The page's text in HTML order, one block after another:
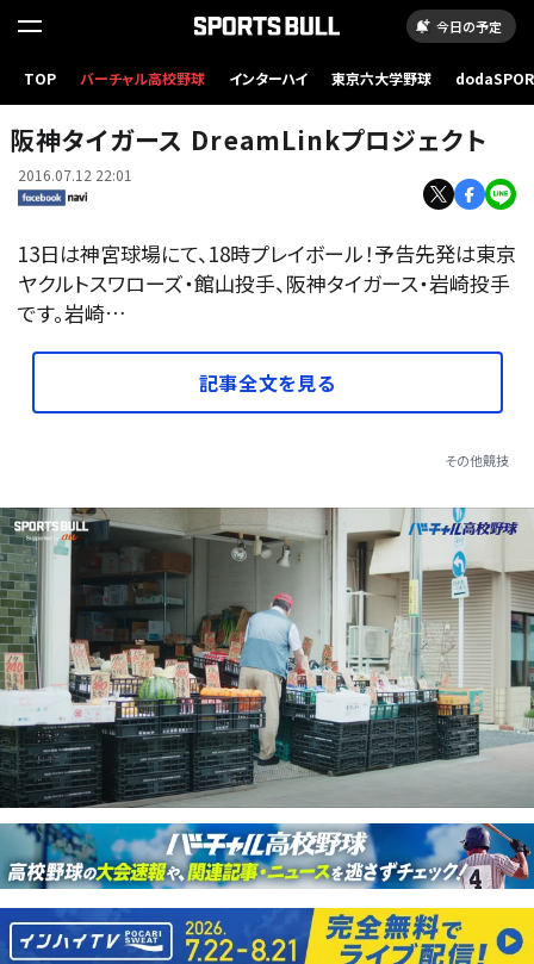
今日の予定
TOP バーチャル高校野球 インターハイ 東京六大学野球
阪神タイガース DreamLinkプロジェクト
2016.07.12 22:01
13日は神宮球場にて、18時プレイボール！予告先発は東京
ヤクルトスワローズ・館山投手、阪神タイガース・岩崎投手
です。岩崎…
記事全文を見る
その他競技